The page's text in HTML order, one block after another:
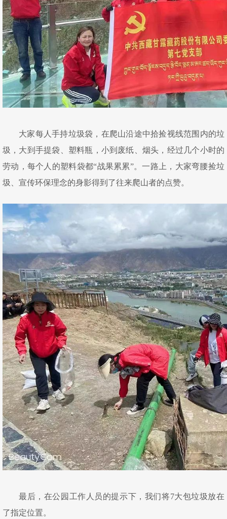
大家每人手持垃圾袋，在爬山沿途中拾捡视线范围内的垃
圾，大到手提袋、塑料瓶，小到废纸、烟头，经过几个小时的
劳动，每个人的塑料袋都“战果累累”。一路上，大家弯腰捡垃
圾、宣传环保理念的身影得到了往来爬山者的点赞。
最后，在公园工作人员的提示下，我们将7大包垃圾放在
了指定位置。